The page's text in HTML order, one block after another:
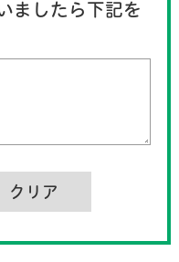
ましたら下記を